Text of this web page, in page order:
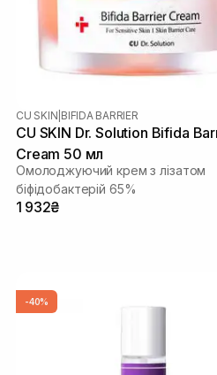
CU SKIN BIFIDA BARRIER
CU SKIN Dr. Solution Bifida
Cream 50 мл
Омолоджуючий крем з лізатом
біфідобактерій 65%
1 932₴
-40%